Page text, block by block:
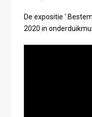
De expositie '
2020 in